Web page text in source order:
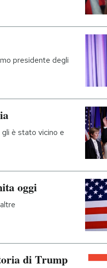
presidente degli
gli è stato vicino e
oggi
di Trump